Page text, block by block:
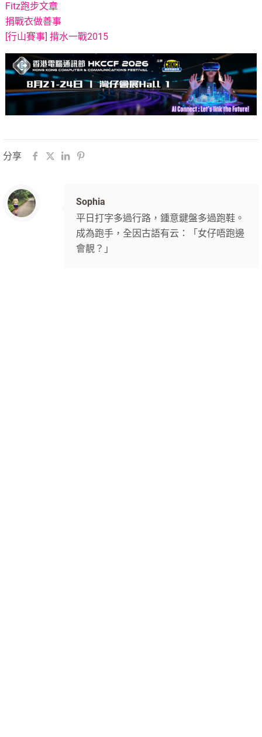
Fitz跑步文章
捐戰衣做善事
[行山賽事] 揹水一戰2015
分享
Sophia
平日打字多過行路，鍾意鍵盤多過跑鞋。
成為跑手，全因古語有云：「女仔唔跑邊
會靚？」